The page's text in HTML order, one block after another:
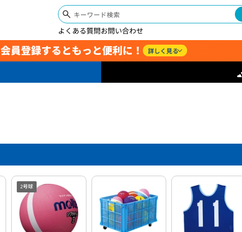
よくある質問お問い合わせ
会員登録するともっと便利に！ 詳しく見る
2号球